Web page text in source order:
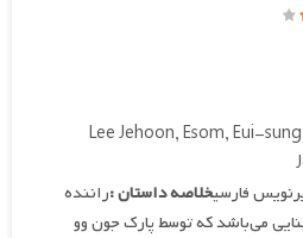
فارسیخلاصه داستان :راننده
می‌باشد که توسط پارک جون وو